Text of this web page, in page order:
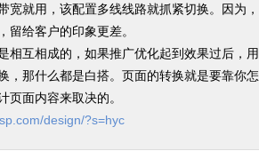
宽就用，该配置多线线路就抓紧切换。因为，
留给客户的印象更差。
相互相成的，如果推广优化起到效果过后，用
，那什么都是白搭。页面的转换就是要靠你怎
页面内容来取决的。
design/?s=hyc